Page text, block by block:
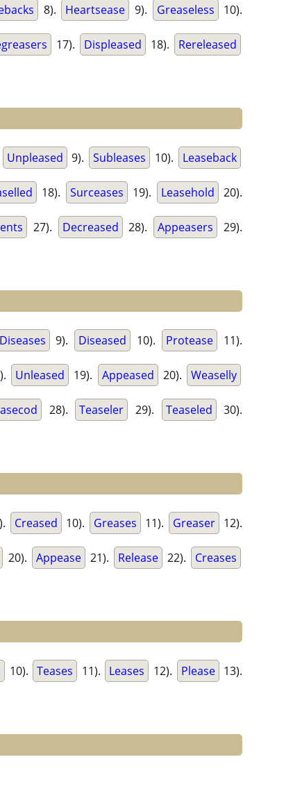
8). Heartsease 9). Greaseless 10).
17). Displeased 18). Rereleased
Unpleased 9). Subleases 10). Leaseback
18). Surceases 19). Leasehold 20).
27). Decreased 28). Appeasers 29).
Diseases 9). Diseased 10). Protease 11).
Unleased 19). Appeased 20). Weaselly
28). Teaseler 29). Teaseled 30).
Creased 10). Greases 11). Greaser 12).
20). Appease 21). Release 22). Creases
10). Teases 11). Leases 12). Please 13).